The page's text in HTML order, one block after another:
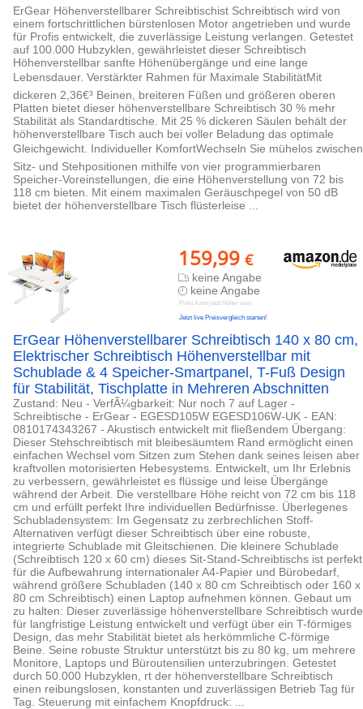
ErGear Höhenverstellbarer Schreibtischist Schreibtisch wird von
einem fortschrittlichen bürstenlosen Motor angetrieben und wurde
für Profis entwickelt, die zuverlässige Leistung verlangen. Getestet
auf 100.000 Hubzyklen, gewährleistet dieser Schreibtisch
Höhenverstellbar sanfte Höhenübergänge und eine lange
Lebensdauer. Verstärkter Rahmen für Maximale StabilitätMit
dickeren 2,36€³ Beinen, breiteren Füßen und größeren oberen
Platten bietet dieser höhenverstellbare Schreibtisch 30 % mehr
Stabilität als Standardtische. Mit 25 % dickeren Säulen behält der
höhenverstellbare Tisch auch bei voller Beladung das optimale
Gleichgewicht. Individueller KomfortWechseln Sie mühelos zwischen
Sitz- und Stehpositionen mithilfe von vier programmierbaren
Speicher-Voreinstellungen, die eine Höhenverstellung von 72 bis
118 cm bieten. Mit einem maximalen Geräuschpegel von 50 dB
bietet der höhenverstellbare Tisch flüsterleise ...
159,99 €
keine Angabe
keine Angabe
Preis kann jetzt höher sein
Jetzt live Preisvergleich starten!
ErGear Höhenverstellbarer Schreibtisch 140 x 80 cm,
Elektrischer Schreibtisch Höhenverstellbar mit
Schublade & 4 Speicher-Smartpanel, T-Fuß Design
für Stabilität, Tischplatte in Mehreren Abschnitten
Zustand: Neu - VerfÃ¼gbarkeit: Nur noch 7 auf Lager -
Schreibtische - ErGear - EGESD105W EGESD106W-UK - EAN:
0810174343267 - Akustisch entwickelt mit fließendem Übergang:
Dieser Stehschreibtisch mit bleibesäumtem Rand ermöglicht einen
einfachen Wechsel vom Sitzen zum Stehen dank seines leisen aber
kraftvollen motorisierten Hebesystems. Entwickelt, um Ihr Erlebnis
zu verbessern, gewährleistet es flüssige und leise Übergänge
während der Arbeit. Die verstellbare Höhe reicht von 72 cm bis 118
cm und erfüllt perfekt Ihre individuellen Bedürfnisse. Überlegenes
Schubladensystem: Im Gegensatz zu zerbrechlichen Stoff-
Alternativen verfügt dieser Schreibtisch über eine robuste,
integrierte Schublade mit Gleitschienen. Die kleinere Schublade
(Schreibtisch 120 x 60 cm) dieses Sit-Stand-Schreibtischs ist perfekt
für die Aufbewahrung internationaler A4-Papier und Bürobedarf,
während größere Schubladen (140 x 80 cm Schreibtisch oder 160 x
80 cm Schreibtisch) einen Laptop aufnehmen können. Gebaut um
zu halten: Dieser zuverlässige höhenverstellbare Schreibtisch wurde
für langfristige Leistung entwickelt und verfügt über ein T-förmiges
Design, das mehr Stabilität bietet als herkömmliche C-förmige
Beine. Seine robuste Struktur unterstützt bis zu 80 kg, um mehrere
Monitore, Laptops und Büroutensilien unterzubringen. Getestet
durch 50.000 Hubzyklen, rt der höhenverstellbare Schreibtisch
einen reibungslosen, konstanten und zuverlässigen Betrieb Tag für
Tag. Steuerung mit einfachem Knopfdruck: ...